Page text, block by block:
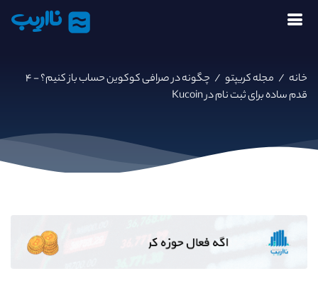
نااریب
خانه / مجله کریپتو /
چگونه در صرافی کوکوین حساب باز کنیم؟ - ۴
قدم ساده برای ثبت نام در Kucoin